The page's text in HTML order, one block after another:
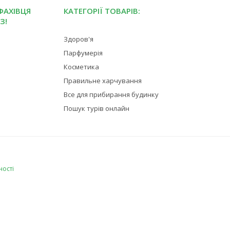
КАТЕГОРІЇ ТОВАРІВ:
Здоров'я
Парфумерія
Косметика
Правильне харчування
Все для прибирання будинку
Пошук турів онлайн